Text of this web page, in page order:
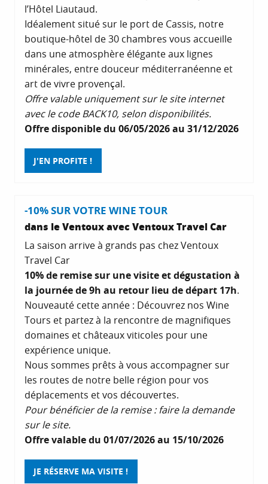
l’Hôtel Liautaud.
Idéalement situé sur le port de Cassis, notre
boutique-hôtel de 30 chambres vous accueille
dans une atmosphère élégante aux lignes
minérales, entre douceur méditerranéenne et
art de vivre provençal.
Offre valable uniquement sur le site internet
avec le code BACK10, selon disponibilités.
Offre disponible du 06/05/2026 au 31/12/2026
J'EN PROFITE !
-10% SUR VOTRE WINE TOUR
dans le Ventoux avec Ventoux Travel Car
La saison arrive à grands pas chez Ventoux
Travel Car
10% de remise sur une visite et dégustation à
la journée de 9h au retour lieu de départ 17h.
Nouveauté cette année : Découvrez nos Wine
Tours et partez à la rencontre de magnifiques
domaines et châteaux viticoles pour une
expérience unique.
Nous sommes prêts à vous accompagner sur
les routes de notre belle région pour vos
déplacements et vos découvertes.
Pour bénéficier de la remise : faire la demande
sur le site.
Offre valable du 01/07/2026 au 15/10/2026
JE RÉSERVE MA VISITE !